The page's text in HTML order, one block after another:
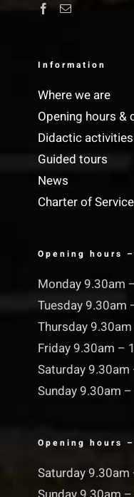
Information
Where we are
Opening hours &
Didactic activities
Guided tours
News
Charter of
Opening hours
Monday 9.30am
Tuesday 9.30am
Thursday
Friday 9.30am –
Saturday
Sunday 9.30am
Opening hours
Saturday